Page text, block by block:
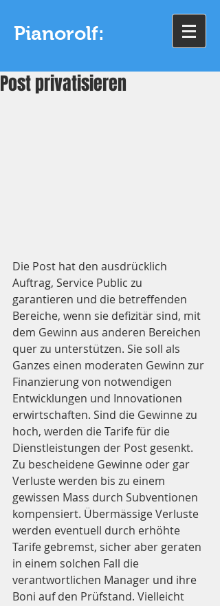
Pianorolf:
Post privatisieren
Die Post hat den ausdrücklich
Auftrag, Service Public zu
garantieren und die betreffenden
Bereiche, wenn sie defizitär sind, mit
dem Gewinn aus anderen Bereichen
quer zu unterstützen. Sie soll als
Ganzes einen moderaten Gewinn zur
Finanzierung von notwendigen
Entwicklungen und Innovationen
erwirtschaften. Sind die Gewinne zu
hoch, werden die Tarife für die
Dienstleistungen der Post gesenkt.
Zu bescheidene Gewinne oder gar
Verluste werden bis zu einem
gewissen Mass durch Subventionen
kompensiert. Übermässige Verluste
werden eventuell durch erhöhte
Tarife gebremst, sicher aber geraten
in einem solchen Fall die
verantwortlichen Manager und ihre
Boni auf den Prüfstand. Vielleicht